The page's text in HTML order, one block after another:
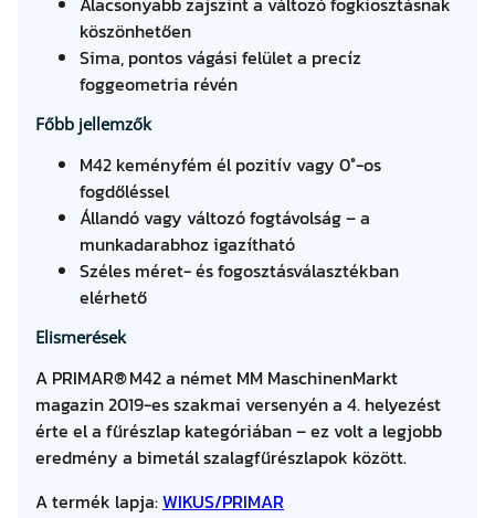
köszönhetően
Sima, pontos vágási felület a precíz
foggeometria révén
Főbb jellemzők
M42 keményfém él pozitív vagy 0°-os
fogdőléssel
Állandó vagy változó fogtávolság – a
munkadarabhoz igazítható
Széles méret- és fogosztásválasztékban
elérhető
Elismerések
A PRIMAR® M42 a német MM MaschinenMarkt
magazin 2019-es szakmai versenyén a 4. helyezést
érte el a fűrészlap kategóriában – ez volt a legjobb
eredmény a bimetál szalagfűrészlapok között.
A termék lapja:WIKUS/PRIMAR